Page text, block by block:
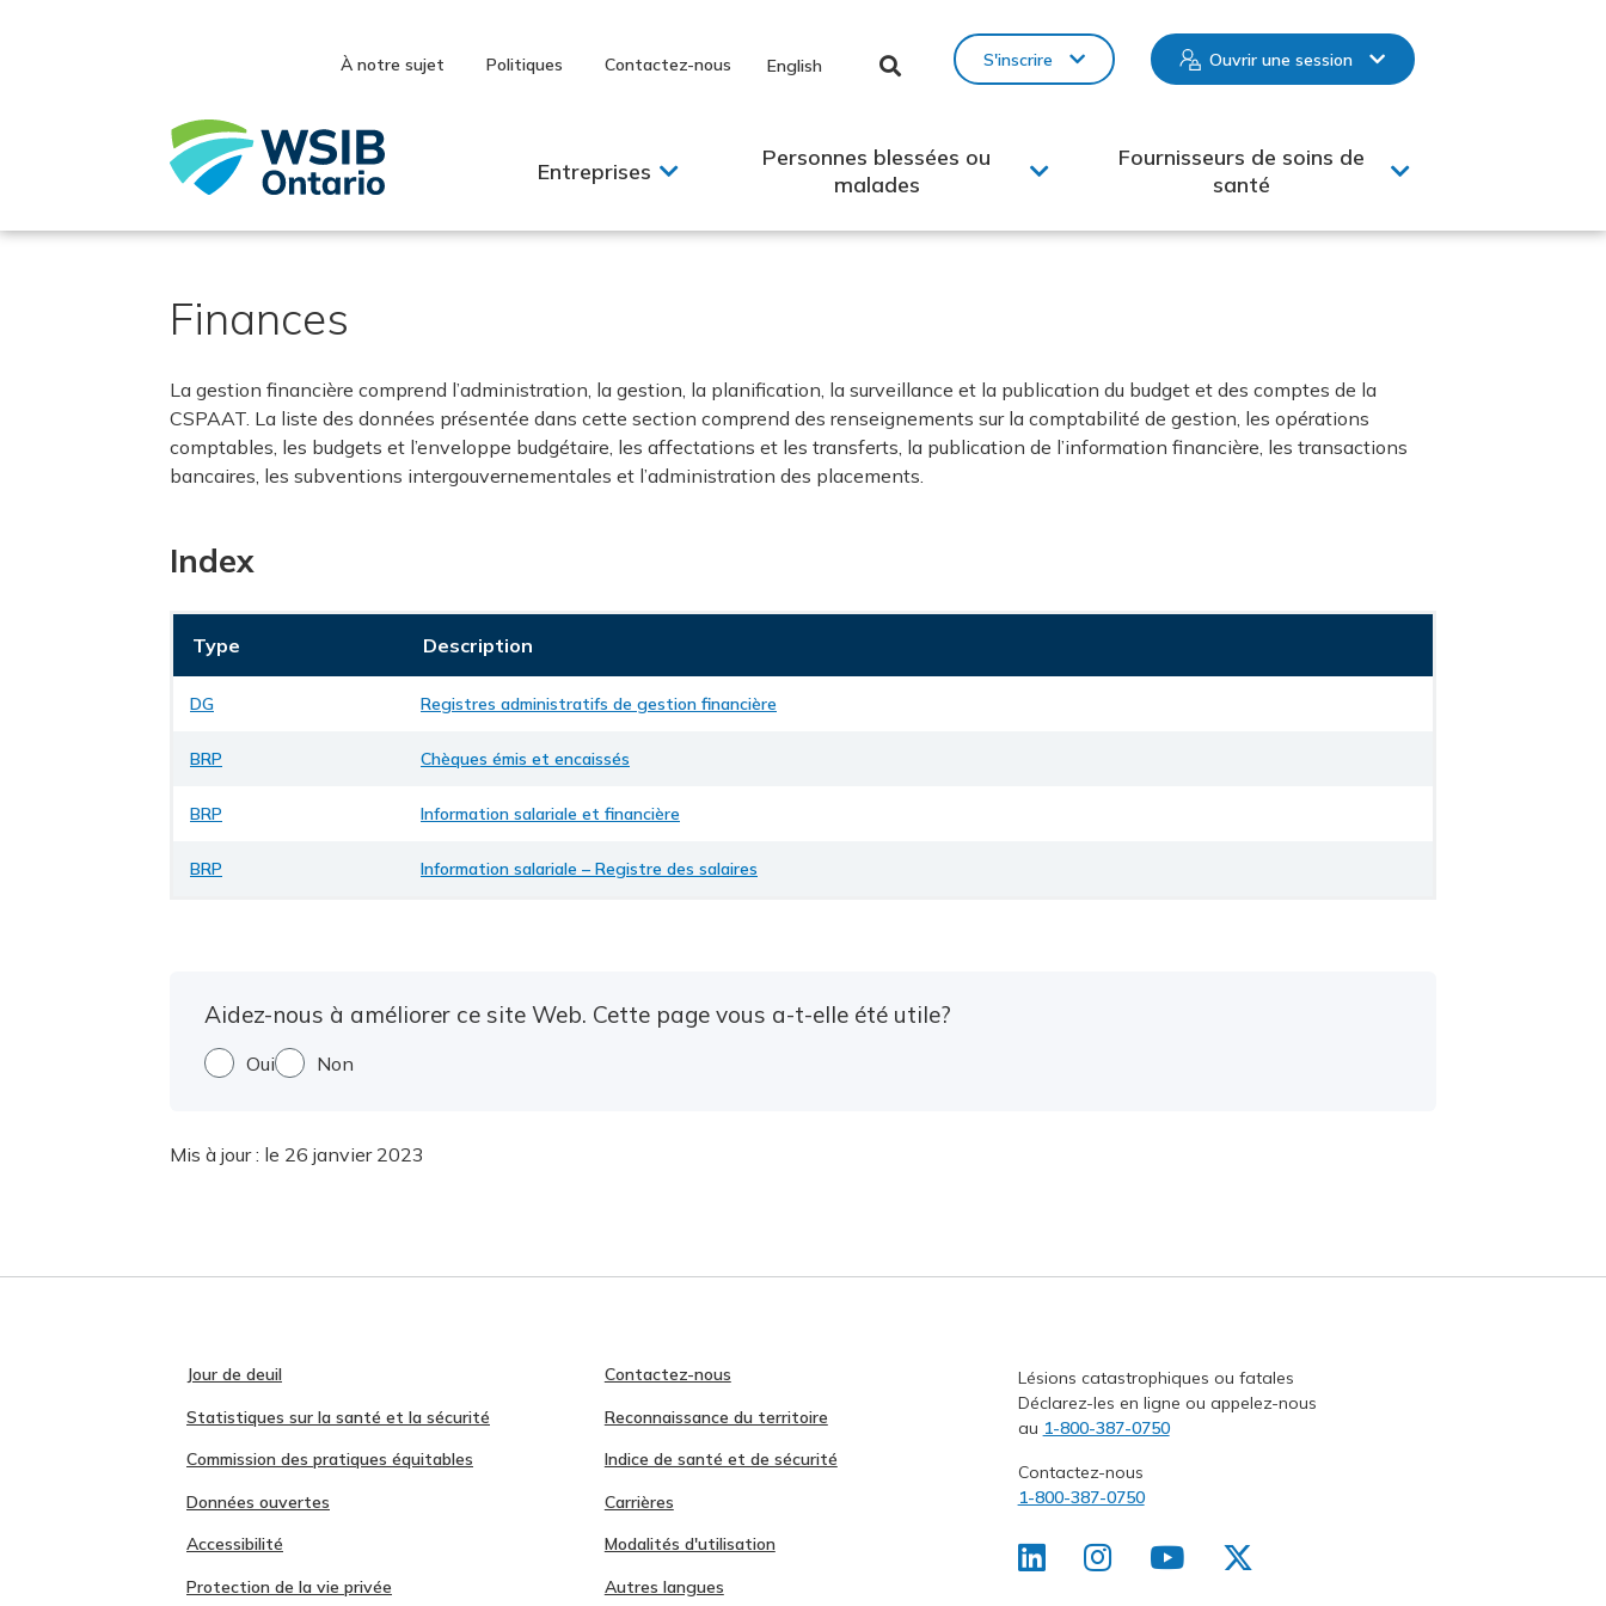
À notre sujet Politiques Contactez-nous English S'inscrire Ouvrir une session
Entreprises
Personnes blessées ou
malades
Fournisseurs de soins de
santé
Finances
La gestion financière comprend l’administration, la gestion, la planification, la surveillance et la publication du budget et des comptes de la
CSPAAT. La liste des données présentée dans cette section comprend des renseignements sur la comptabilité de gestion, les opérations
comptables, les budgets et l’enveloppe budgétaire, les affectations et les transferts, la publication de l’information financière, les transactions
bancaires, les subventions intergouvernementales et l’administration des placements.
Index
Type Description
DG Registres administratifs de gestion financière
BRP Chèques émis et encaissés
BRP Information salariale et financière
BRP Information salariale – Registre des salaires
Aidez-nous à améliorer ce site Web. Cette page vous a-t-elle été utile?
Oui Non
Mis à jour : le 26 janvier 2023
Jour de deuil
Contactez-nous
Statistiques sur la santé et la sécurité
Reconnaissance du territoire
Commission des pratiques équitables
Indice de santé et de sécurité
Données ouvertes
Carrières
Accessibilité
Modalités d'utilisation
Protection de la vie privée
Autres langues
Lésions catastrophiques ou fatales
Déclarez-les en ligne ou appelez-nous
au 1-800-387-0750
Contactez-nous
1-800-387-0750